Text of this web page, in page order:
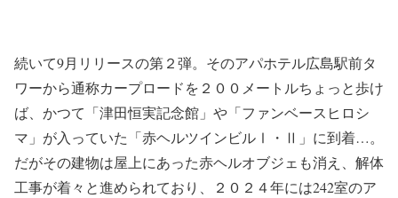
続いて9月リリースの第２弾。そのアパホテル広島駅前タ
ワーから通称カープロードを２００メートルちょっと歩け
ば、かつて「津田恒実記念館」や「ファンベースヒロシ
マ」が入っていた「赤ヘルツインビルⅠ・Ⅱ」に到着…。
だがその建物は屋上にあった赤ヘルオブジェも消え、解体
工事が着々と進められており、２０２４年には242室のア